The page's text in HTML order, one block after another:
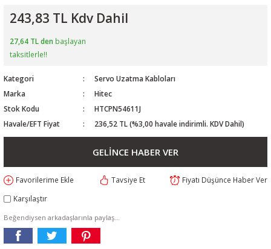
243,83 TL Kdv Dahil
27,64 TL den başlayan
taksitlerle!!
Kategori
Servo Uzatma Kabloları
Marka
Hitec
Stok Kodu
HTCPN54611J
Havale/EFT Fiyat
236,52 TL (%3,00 havale indirimli. KDV Dahil)
GELİNCE HABER VER
Tavsiye Et
Fiyatı Düşünce Haber Ver
Karşılaştır
Beğendiysen arkadaşlarınla paylaş...